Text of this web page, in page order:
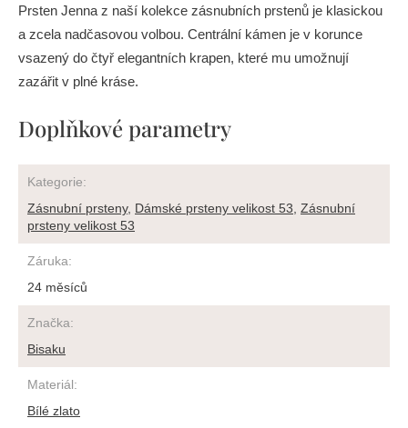
Prsten Jenna z naší kolekce zásnubních prstenů je klasickou
a zcela nadčasovou volbou. Centrální kámen je v korunce
vsazený do čtyř elegantních krapen, které mu umožnují
zazářit v plné kráse.
Doplňkové parametry
Kategorie:
Zásnubní prsteny, Dámské prsteny velikost 53 Zásnubní
prsteny velikost 53
Záruka:
24 měsíců
Značka:
Bisaku
Materiál:
Bílé zlato